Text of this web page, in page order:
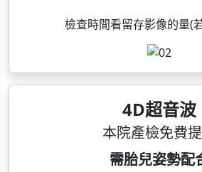
檢查時間看留存影像的量(
4D超音波
本院產檢免費
需胎兒姿勢配